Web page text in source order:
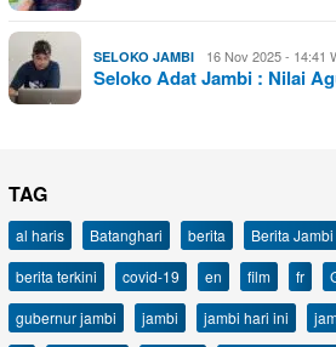
SELOKO JAMBI 16 Nov 2025 - 14:41
Seloko Adat Jambi : Nilai
TAG
al haris Batanghari berita Berita
berita terkini
covid-19 en film fr
gubernur jambi
jambi jambi hari ini